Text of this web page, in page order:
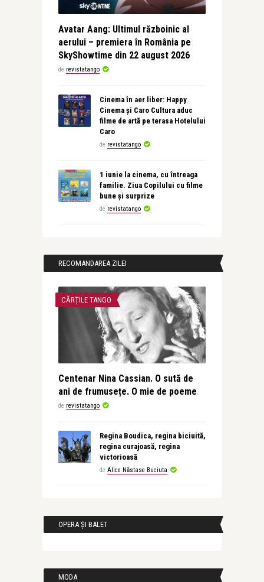
Avatar Aang: Ultimul războinic al
aerului – premiera în România pe
SkyShowtime din 22 august 2026
de revistatango
Cinema în aer liber: Happy
Cinema și Caro Cultura aduc
filme de artă pe terasa Hotelului
Caro
de revistatango
1 iunie la cinema, cu întreaga
familie. Ziua Copilului cu filme
bune și surprize
de revistatango
RECOMANDAREA ZILEI
CĂRȚILE TANGO
Centenar Nina Cassian. O sută de
ani de frumusețe. O mie de poeme
de revistatango
Regina Boudica, regina biciuită,
regina curajoasă, regina
victorioasă
de Alice Năstase Buciuta
OPERA ȘI BALET
MODA